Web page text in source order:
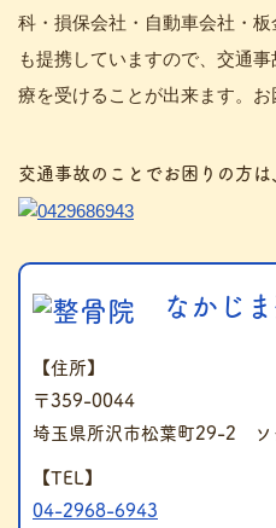
科・損保会社・自動車会社・
も提携していますので、交通
療を受けることが出来ます。お
交通事故のことでお困りの方
なかじ
【住所】
〒359-0044
埼玉県所沢市松葉町29-2 ソ
【TEL】
04-2968-6943